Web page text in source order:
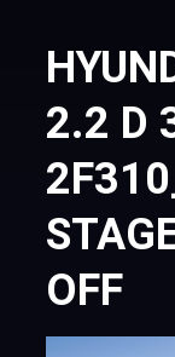
2.2 D
OFF